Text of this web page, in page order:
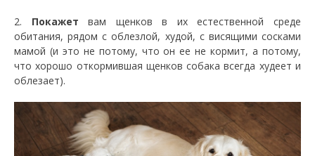
2. Покажет вам щенков в их естественной среде
обитания, рядом с облезлой, худой, с висящими сосками
мамой (и это не потому, что он ее не кормит, а потому,
что хорошо откормившая щенков собака всегда худеет и
облезает).